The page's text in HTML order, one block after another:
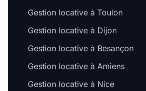
Gestion locative à Toulon
Gestion locative à Dijon
Gestion locative à Besançon
Gestion locative à Amiens
Gestion locative à Nice